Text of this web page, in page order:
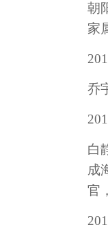
朝
家
乔
白
成
官